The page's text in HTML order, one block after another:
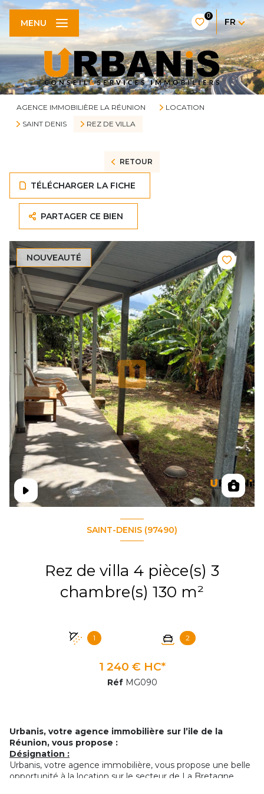
0
FR
MENU
AGENCE IMMOBILIÈRE LA RÉUNION
LOCATION
SAINT DENIS
REZ DE VILLA
RETOUR
TÉLÉCHARGER LA FICHE
PARTAGER CE BIEN
NOUVEAUTÉ
SAINT-DENIS (97490)
Rez de villa 4 pièce(s) 3
chambre(s) 130 m²
1 2
1 240 € HC*
Réf MG090
Urbanis, votre agence immobilière sur l’ile de la
Réunion, vous propose :
Désignation :
Urbanis, votre agence immobilière, vous propose une belle
opportunité à la location sur le secteur de La Bretagne.